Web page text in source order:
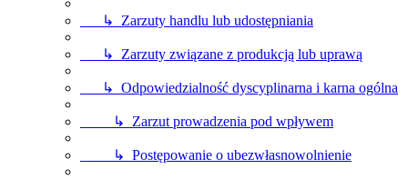
↳ Zarzuty handlu lub udostępniania
↳ Zarzuty związane z produkcją lub uprawą
↳ Odpowiedzialność dyscyplinarna i karna ogólna
↳ Zarzut prowadzenia pod wpływem
↳ Postępowanie o ubezwłasnowolnienie